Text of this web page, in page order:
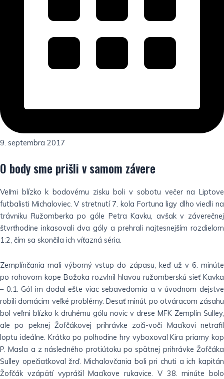
9. septembra 2017
O body sme prišli v samom závere
Veľmi blízko k bodovému zisku boli v sobotu večer na Liptove
futbalisti Michaloviec. V stretnutí 7. kola Fortuna ligy dlho viedli na
trávniku Ružomberka po góle Petra Kavku, avšak v záverečnej
štvrťhodine inkasovali dva góly a prehrali najtesnejším rozdielom
1:2, čím sa skončila ich víťazná séria.
Zemplínčania mali výborný vstup do zápasu, keď už v 6. minúte
po rohovom kope Božoka rozvlnil hlavou ružomberskú sieť Kavka
– 0:1. Gól im dodal ešte viac sebavedomia a v úvodnom dejstve
robili domácim veľké problémy. Desať minút po otváracom zásahu
bol veľmi blízko k druhému gólu novic v drese MFK Zemplín Sulley,
ale po peknej Žofčákovej prihrávke zoči-voči Macíkovi netrafil
loptu ideálne. Krátko po polhodine hry vyboxoval Kira priamy kop
P. Masla a z následného protiútoku po spätnej prihrávke Žofčáka
Sulley opečiatkoval žrď. Michalovčania boli pri chuti a ich kapitán
Žofčák vzápätí vyprášil Macíkove rukavice. V 38. minúte bolo